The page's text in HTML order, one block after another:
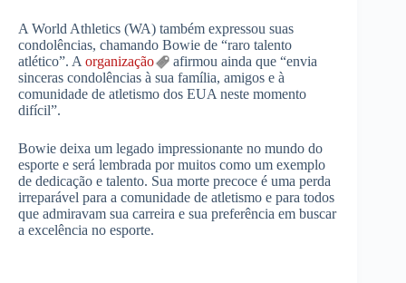
A World Athletics (WA) também expressou suas
condolências, chamando Bowie de “raro talento
atlético”. A organização
afirmou ainda que “envia
sinceras condolências à sua família, amigos e à
comunidade de atletismo dos EUA neste momento
difícil”.
Bowie deixa um legado impressionante no mundo do
esporte e será lembrada por muitos como um exemplo
de dedicação e talento. Sua morte precoce é uma perda
irreparável para a comunidade de atletismo e para todos
que admiravam sua carreira e sua preferência em buscar
a excelência no esporte.